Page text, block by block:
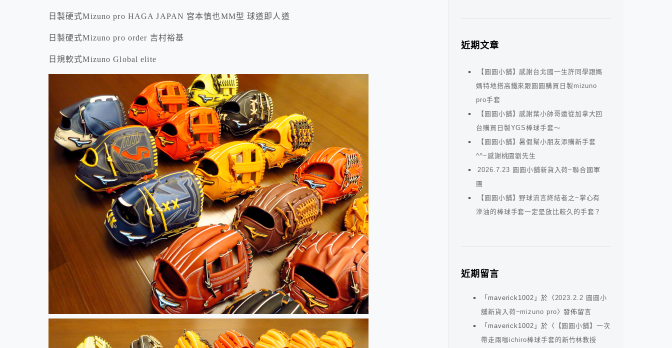
日製硬式Mizuno pro HAGA JAPAN 宮本慎也MM型 球道即人道
日製硬式Mizuno pro order 吉村裕基
日規軟式Mizuno Global elite
近期文章
【圓圓小舖】感謝台北國一生許同學跟媽
媽特地搭高鐵來跟圓圓購買日製mizuno
pro手套
【圓圓小舖】感謝葉小帥哥遠從加拿大回
台購買日製YGS棒球手套～
【圓圓小舖】暑假幫小朋友添購新手套
^^~感謝桃園劉先生
2026.7.23 圓圓小舖新貨入荷~聯合國軍
團
【圓圓小舖】野球流言終結者之~掌心有
滲油的棒球手套一定是放比較久的手套？
近期留言
「 maverick1002 」於〈2023.2.2 圓圓小
舖新貨入荷~mizuno pro〉發佈留言
「 maverick1002 」於〈
【圓圓小舖】一次
帶走兩咖ichiro棒球手套的新竹林教授